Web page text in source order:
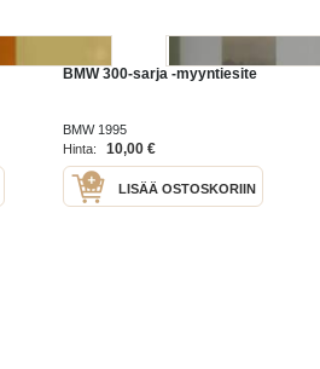
BMW 300-sarja -myyntiesite
BMW 1995
Hinta:
10,00 €
LISÄÄ OSTOSKORIIN